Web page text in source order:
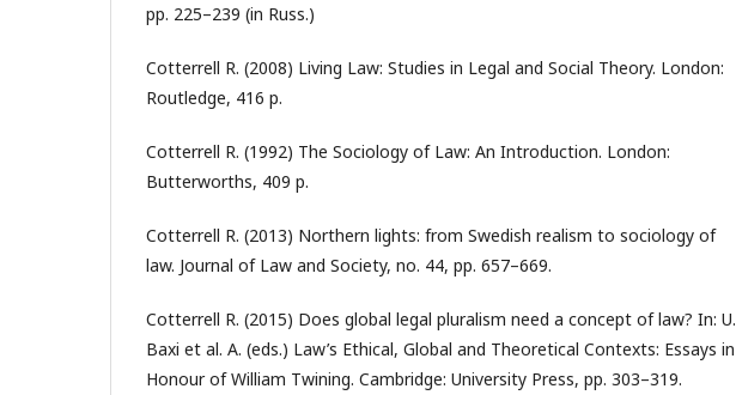
pp. 225–239 (in Russ.)
Cotterrell R. (2008) Living Law: Studies in Legal and Social Theory. London:
Routledge, 416 p.
Cotterrell R. (1992) The Sociology of Law: An Introduction. London:
Butterworths, 409 p.
Cotterrell R. (2013) Northern lights: from Swedish realism to sociology of
law. Journal of Law and Society, no. 44, pp. 657–669.
Cotterrell R. (2015) Does global legal pluralism need a concept of law? In: U.
Baxi et al. A. (eds.) Law’s Ethical, Global and Theoretical Contexts: Essays in
Honour of William Twining. Cambridge: University Press, pp. 303–319.